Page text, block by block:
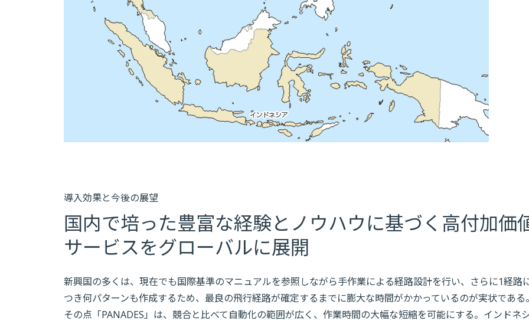
導入効果と今後の展望
国内で培った豊富な経験とノウハウに基づく高付加価
サービスをグローバルに展開
新興国の多くは、現在でも国際基準のマニュアルを参照しながら手作業による経路設計を行い、さらに1経路
つき何パターンも作成するため、最良の飛行経路が確定するまでに膨大な時間がかかっているのが実状である
その点「PANADES」は、競合と比べて自動化の範囲が広く、作業時間の大幅な短縮を可能にする。インドネ